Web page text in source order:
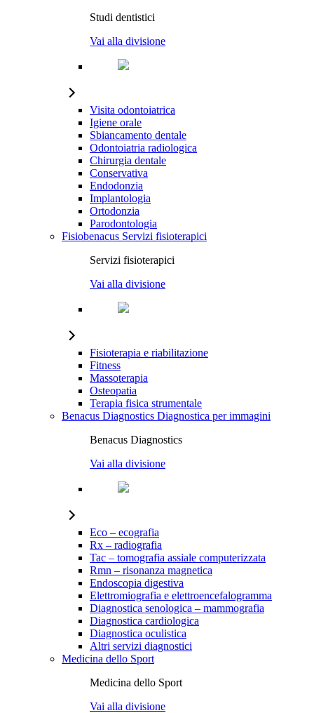
Studi dentistici
Vai alla divisione
Visita odontoiatrica
Igiene orale
Sbiancamento dentale
Odontoiatria radiologica
Chirurgia dentale
Conservativa
Endodonzia
Implantologia
Ortodonzia
Parodontologia
Fisiobenacus Servizi fisioterapici
Servizi fisioterapici
Vai alla divisione
Fisioterapia e riabilitazione
Fitness
Massoterapia
Osteopatia
Terapia fisica strumentale
Benacus Diagnostics Diagnostica per immagini
Benacus Diagnostics
Vai alla divisione
Eco – ecografia
Rx – radiografia
Tac – tomografia assiale computerizzata
Rmn – risonanza magnetica
Endoscopia digestiva
Elettromiografia e elettroencefalogramma
Diagnostica senologica – mammografia
Diagnostica cardiologica
Diagnostica oculistica
Altri servizi diagnostici
Medicina dello Sport
Medicina dello Sport
Vai alla divisione